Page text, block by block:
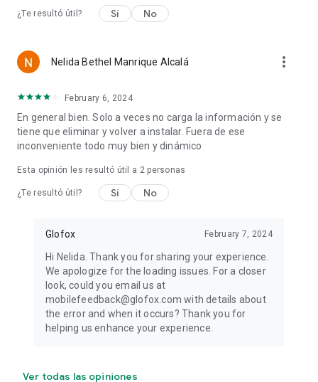
¿Te resultó útil? Sí No
Nelida Bethel Manrique Alcalá more_vert
February 6, 2024
En general bien. Solo a veces no carga la información y se
tiene que eliminar y volver a instalar. Fuera de ese
inconveniente todo muy bien y dinámico
Esta opinión les resultó útil a 2personas
¿Te resultó útil? Sí No
Glofox February 7, 2024
Hi Nelida. Thank you for sharing your experience.
We apologize for the loading issues. For a closer
look, could you email us at
mobilefeedback@glofox.com with details about
the error and when it occurs? Thank you for
helping us enhance your experience.
Ver todas las opiniones